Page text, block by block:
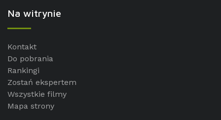
Na witrynie
Kontakt
Do pobrania
Rankingi
Zostań ekspertem
Wszystkie filmy
Mapa strony